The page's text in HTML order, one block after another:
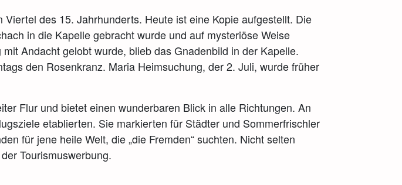
des 15. Jahrhunderts. Heute ist eine Kopie aufgestellt. Die
in die Kapelle gebracht wurde und auf mysteriöse Weise
Andacht gelobt wurde, blieb das Gnadenbild in der Kapelle.
den Rosenkranz. Maria Heimsuchung, der 2. Juli, wurde früher
Flur und bietet einen wunderbaren Blick in alle Richtungen. An
etablierten. Sie markierten für Städter und Sommerfrischler
für jene heile Welt, die „die Fremden“ suchten. Nicht selten
Tourismuswerbung.